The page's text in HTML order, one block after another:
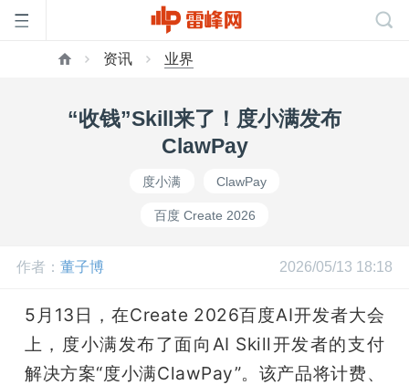
公
资讯 业界
“收钱”Skill来了！度小满发布
ClawPay
度小满 ClawPay
百度 Create 2026
作者： 董子博 2026/05/13 18:18
5月13日，在Create 2026百度AI开发者大会
上，度小满发布了面向AI Skill开发者的支付
解决方案“度小满ClawPay”。该产品将计费、